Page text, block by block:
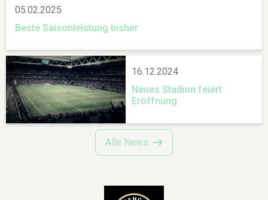
05.02.2025
Beste Saisonleistung bisher
16.12.2024
Neues Stadion feiert
Eröffnung
Alle News